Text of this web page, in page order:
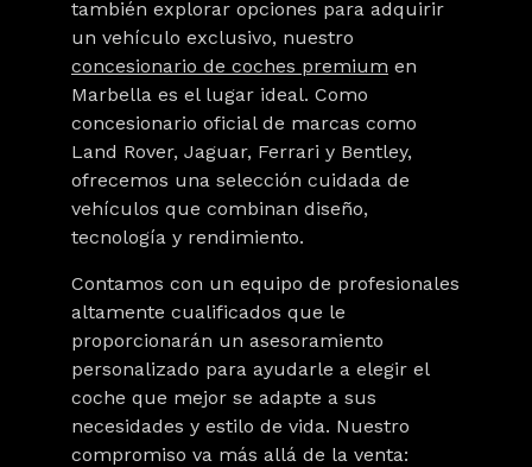
también explorar opciones para adquirir
un vehículo exclusivo, nuestro
concesionario de coches premium en
Marbella es el lugar ideal. Como
concesionario oficial de marcas como
Land Rover, Jaguar, Ferrari y Bentley,
ofrecemos una selección cuidada de
vehículos que combinan diseño,
tecnología y rendimiento.
Contamos con un equipo de profesionales
altamente cualificados que le
proporcionarán un asesoramiento
personalizado para ayudarle a elegir el
coche que mejor se adapte a sus
necesidades y estilo de vida. Nuestro
compromiso va más allá de la venta: